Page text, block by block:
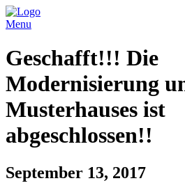
Menu
Geschafft!!! Die
Modernisierung
Musterhauses ist
abgeschlossen!!
September 13, 2017